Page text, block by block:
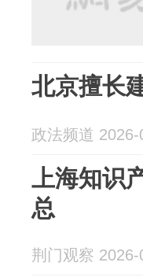
北京擅长
政法频道 2026-
上海知识
总
荆门观察 2026-